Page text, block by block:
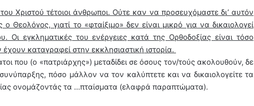
Χριστού τέτοιοι άνθρωποι. Ούτε καν να προσευχόμαστε δι’ αυτόν
Θεολόγος, γιατί το «φταίξιμο» δεν είναι μικρό για να δικαιολογεί
Οι εγκληματικές του ενέργειες κατά της Ορθοδοξίας είναι τόσο
καταγραφεί στην εκκλησιαστική ιστορία.
που (ο «πατριάρχης») μεταδίδει σε όσους τον/τούς ακολουθούν, δε
συνύπαρξης, πόσο μάλλον να τον καλύπτετε και να δικαιολογείτε τα
ονομάζοντάς τα …πταίσματα (ελαφρά παραπτώματα).